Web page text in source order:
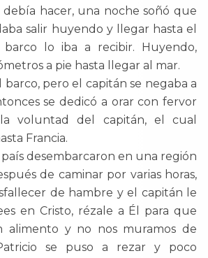
hacer, una noche soñó que
salir huyendo y llegar hasta el
lo iba a recibir. Huyendo,
a pie hasta llegar al mar.
pero el capitán se negaba a
se dedicó a orar con fervor
voluntad del capitán, el cual
Francia.
desembarcaron en una región
de caminar por varias horas,
de hambre y el capitán le
en Cristo, rézale a Él para que
alimento y no nos muramos de
se puso a rezar y poco